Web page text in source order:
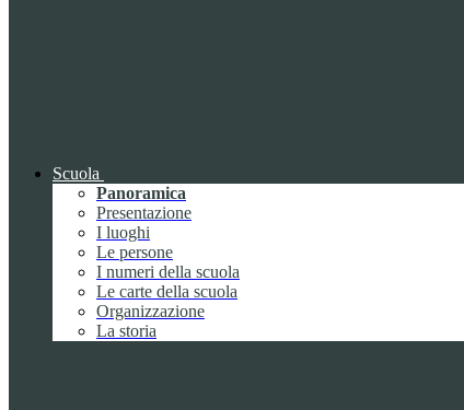
Scuola
Panoramica
Presentazione
I luoghi
Le persone
I numeri della scuola
Le carte della scuola
Organizzazione
La storia